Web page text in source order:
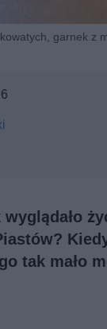
garnek z
tak mało